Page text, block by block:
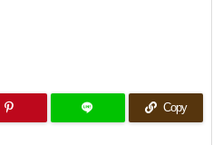
Copy